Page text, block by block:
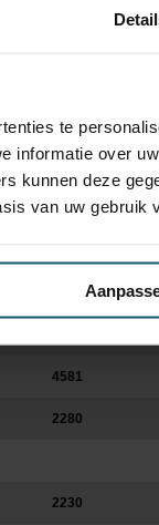
te
informatie over
kunnen deze
van uw gebruik
4581
2280
2230